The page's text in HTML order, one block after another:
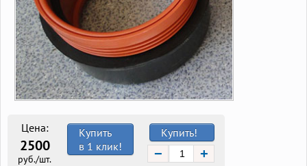
Цена:
2500
руб./шт.
Купить!
− +
Купить
в 1 клик!